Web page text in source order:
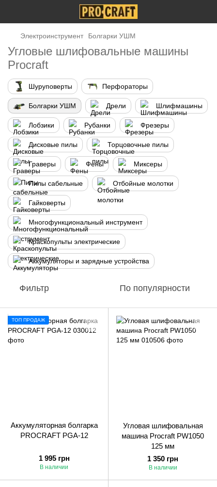
Электроинструмент Болгарки УШМ
Угловые шлифовальные машины
Procraft
Шуруповерты Перфораторы
Болгарки УШМ Дрели Шлифмашины
Лобзики Рубанки Фрезеры
Дисковые пилы Торцовочные пилы
Граверы Фены Миксеры
Пилы сабельные Отбойные молотки
Гайковерты
Многофункциональный инструмент
Краскопульты электрические
Аккумуляторы и зарядные устройства
Фильтр По популярности
ТОП ПРОДАЖ
Аккумуляторная болгарка
PROCRAFT PGA-12
1 995 грн
В наличии
Угловая шлифовальная
машина Procraft PW1050
125 мм
1 350 грн
В наличии